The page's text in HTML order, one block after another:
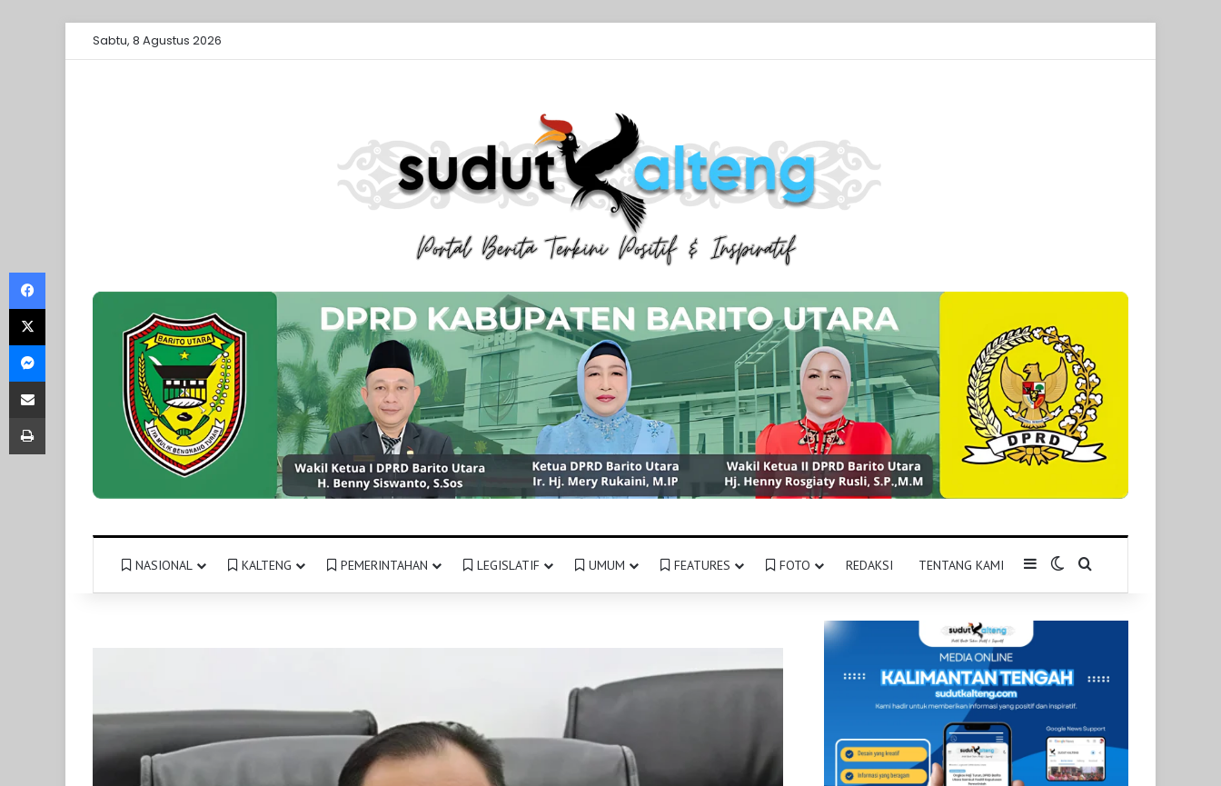
Sabtu, 8 Agustus 2026
NASIONAL KALTENG PEMERINTAHAN LEGISLATIF UMUM FEATURES FOTO REDAKSI TENTANG KAMI SidebarSwitch skin
Pencarian untuk
Facebook
X
Messenger
Share via Email